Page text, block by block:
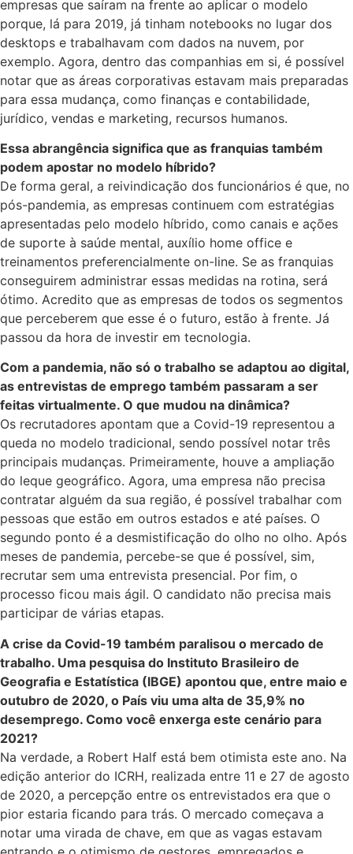
empresas que saíram na frente ao aplicar o modelo
porque, lá para 2019, já tinham notebooks no lugar dos
desktops e trabalhavam com dados na nuvem, por
exemplo. Agora, dentro das companhias em si, é possível
notar que as áreas corporativas estavam mais preparadas
para essa mudança, como finanças e contabilidade,
jurídico, vendas e marketing, recursos humanos.
Essa abrangência significa que as franquias também
podem apostar no modelo híbrido?
De forma geral, a reivindicação dos funcionários é que, no
pós-pandemia, as empresas continuem com estratégias
apresentadas pelo modelo híbrido, como canais e ações
de suporte à saúde mental, auxílio home office e
treinamentos preferencialmente on-line. Se as franquias
conseguirem administrar essas medidas na rotina, será
ótimo. Acredito que as empresas de todos os segmentos
que perceberem que esse é o futuro, estão à frente. Já
passou da hora de investir em tecnologia.
Com a pandemia, não só o trabalho se adaptou ao digital,
as entrevistas de emprego também passaram a ser
feitas virtualmente. O que mudou na dinâmica?
Os recrutadores apontam que a Covid-19 representou a
queda no modelo tradicional, sendo possível notar três
principais mudanças. Primeiramente, houve a ampliação
do leque geográfico. Agora, uma empresa não precisa
contratar alguém da sua região, é possível trabalhar com
pessoas que estão em outros estados e até países. O
segundo ponto é a desmistificação do olho no olho. Após
meses de pandemia, percebe-se que é possível, sim,
recrutar sem uma entrevista presencial. Por fim, o
processo ficou mais ágil. O candidato não precisa mais
participar de várias etapas.
A crise da Covid-19 também paralisou o mercado de
trabalho. Uma pesquisa do Instituto Brasileiro de
Geografia e Estatística (IBGE) apontou que, entre maio e
outubro de 2020, o País viu uma alta de 35,9% no
desemprego. Como você enxerga este cenário para
2021?
Na verdade, a Robert Half está bem otimista este ano. Na
edição anterior do ICRH, realizada entre 11 e 27 de agosto
de 2020, a percepção entre os entrevistados era que o
pior estaria ficando para trás. O mercado começava a
notar uma virada de chave, em que as vagas estavam